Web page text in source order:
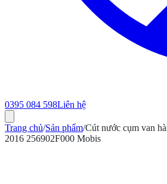
0395 084 598Liên hệ
Trang chủ/Sản phẩm/Cút nước cụm van
2016 256902F000 Mobis